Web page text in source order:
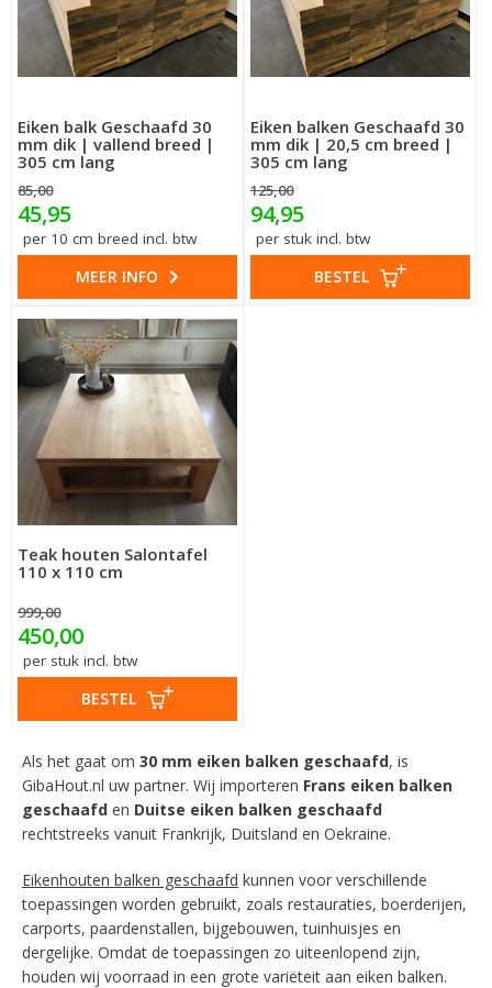
Eiken balk Geschaafd 30
mm dik | vallend breed |
305 cm lang
85,00
45,95
per 10 cm breed incl. btw
MEER INFO
Eiken balken Geschaafd 30
mm dik | 20,5 cm breed |
305 cm lang
125,00
94,95
per stuk incl. btw
BESTEL
Teak houten Salontafel
110 x 110 cm
999,00
450,00
per stuk incl. btw
BESTEL
Als het gaat om 30 mm eiken balken geschaafd, is
GibaHout.nl uw partner. Wij importeren Frans eiken balken
geschaafd en Duitse eiken balken geschaafd
rechtstreeks vanuit Frankrijk, Duitsland en Oekraine.
Eikenhouten balken geschaafd kunnen voor verschillende
toepassingen worden gebruikt, zoals restauraties, boerderijen,
carports, paardenstallen, bijgebouwen, tuinhuisjes en
dergelijke. Omdat de toepassingen zo uiteenlopend zijn,
houden wij voorraad in een grote variëteit aan eiken balken.